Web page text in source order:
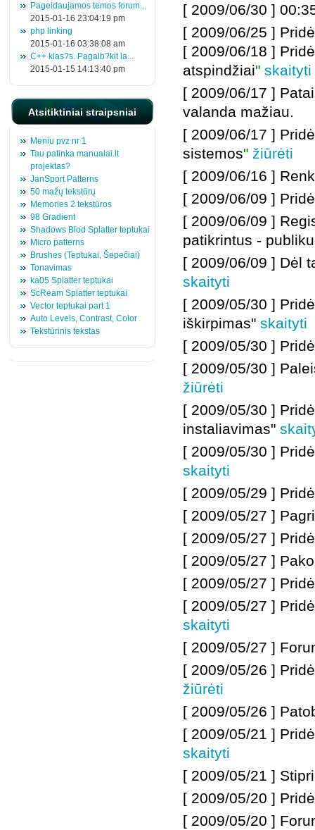
Pageidaujamos temos forum...
2015-01-16 23:04:19 pm
php linking
2015-01-16 03:38:08 am
C++ klas?s. Pagalb?kit la...
2015-01-15 14:13:40 pm
Atsitiktiniai straipsniai
Meniu pvz nr 1
Tau patinka manualai.lt
projektas?
JanSport Patterns
50 mažų tekstūrų
Memories 2 tekstūros
98 Gradient
Shadows Blod Splatter teptukai
Micro patterns
Brushes (Teptukai, Šepečiai)
Tonavimas
ka05 Splatter teptukai
ScReam Splatter teptukai
Vector teptukai part 1
Auto Levels, Contrast, Color
Tekstūrinis tekstas
[ 2009/06/30 ]
[ 2009/06/25 ]
[ 2009/06/18 ]
atspindžiai" skaityti
[ 2009/06/17 ]
valanda mažiau.
[ 2009/06/17 ]
sistemos" žiūrėti
[ 2009/06/16 ]
[ 2009/06/09 ]
[ 2009/06/09 ]
patikrintus -
[ 2009/06/09 ] Dėl
skaityti
[ 2009/05/30 ]
iškirpimas" skaityti
[ 2009/05/30 ]
[ 2009/05/30 ]
žiūrėti
[ 2009/05/30 ]
instaliavimas"
[ 2009/05/30 ]
skaityti
[ 2009/05/29 ]
[ 2009/05/27 ]
[ 2009/05/27 ]
[ 2009/05/27 ]
[ 2009/05/27 ]
[ 2009/05/27 ]
skaityti
[ 2009/05/27 ]
[ 2009/05/26 ]
žiūrėti
[ 2009/05/26 ]
[ 2009/05/21 ]
skaityti
[ 2009/05/21 ]
[ 2009/05/20 ]
[ 2009/05/20 ]